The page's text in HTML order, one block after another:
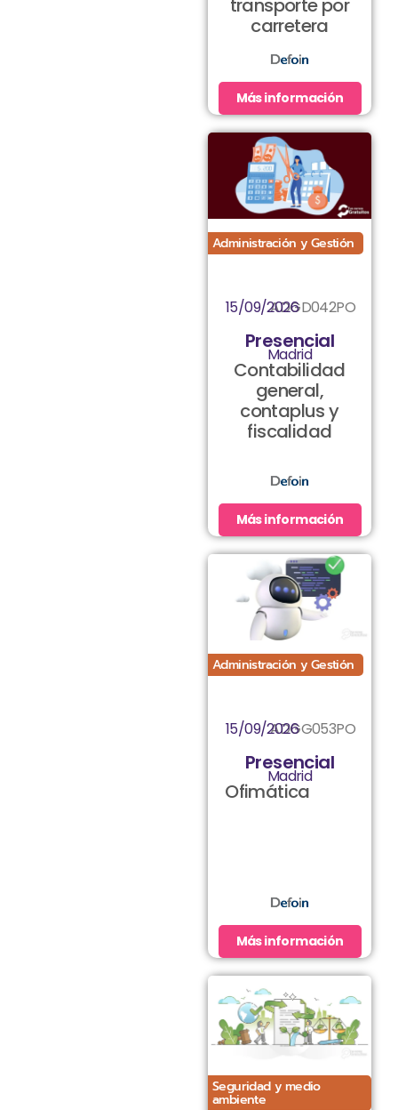
transporte por
carretera
Más información
Administración y Gestión
ADGD042PO
15/09/2026
Presencial
Madrid
Contabilidad
general,
contaplus y
fiscalidad
Más información
Administración y Gestión
ADGG053PO
15/09/2026
Presencial
Madrid
Ofimática
Más información
Seguridad y medio
ambiente